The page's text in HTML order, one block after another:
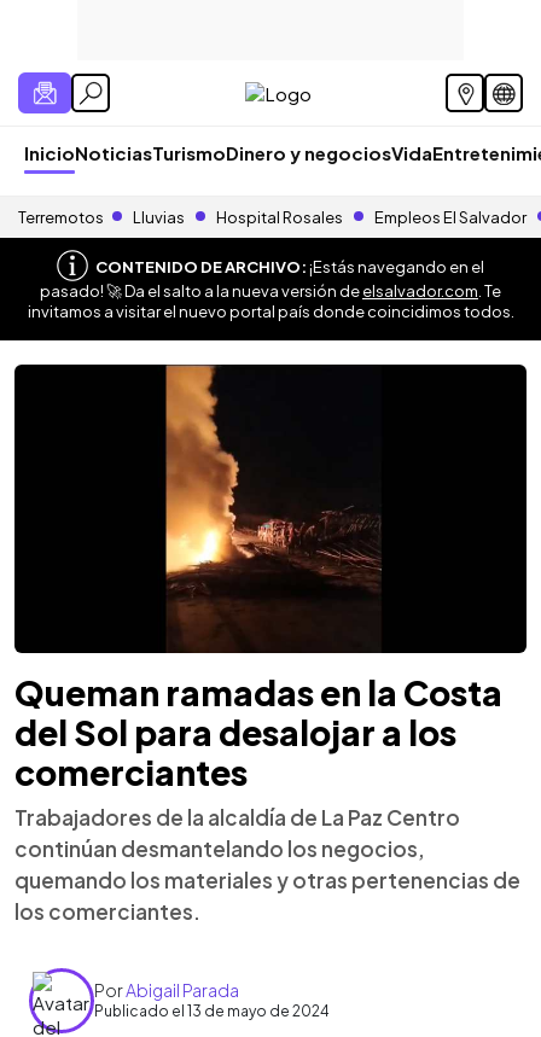
InicioNoticiasTurismoDinero y negociosVida
Terremotos Lluvias Hospital Rosales Empleos El Salvador
CONTENIDO DE ARCHIVO:¡Estás navegando en el
pasado! 🚀 Da el salto a la nueva versión deelsalvador.com . Te
invitamos a visitar el nuevo portal país donde coincidimos todos.
Queman ramadas en la Costa
del Sol para desalojar a los
comerciantes
Trabajadores de la alcaldía de La Paz Centro
continúan desmantelando los negocios,
quemando los materiales y otras pertenencias de
los comerciantes.
PorAbigail Parada
Publicado el 13 de mayo de 2024